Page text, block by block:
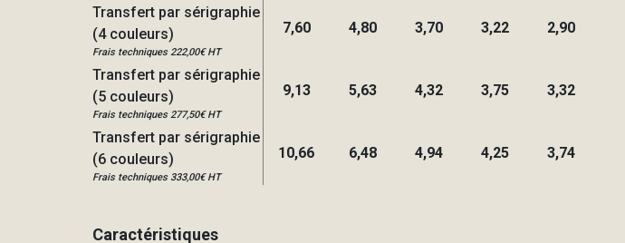
Transfert par sérigraphie
(4 couleurs)
Frais techniques 222,00€ HT
7,60 4,80 3,70 3,22 2,90
Transfert par sérigraphie
(5 couleurs)
Frais techniques 277,50€ HT
9,13 5,63 4,32 3,75 3,32
Transfert par sérigraphie
(6 couleurs)
Frais techniques 333,00€ HT
10,66 6,48 4,94 4,25 3,74
Caractéristiques